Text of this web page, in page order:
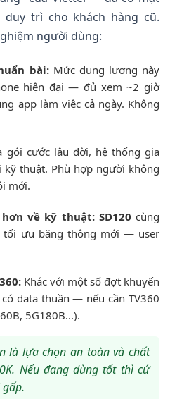
trì cho khách hàng cũ.
người dùng:
bài:Mức dung lượng này
hiện đại — đủ xem ~2 giờ
app làm việc cả ngày. Không
gói cước lâu đời, hệ thống gia
thuật. Phù hợp người không
mới.
về kỹ thuật: SD120 cùng
tối ưu băng thông mới — user
Khác với một số đợt khuyến
data thuần — nếu cần TV360
5G180B...).
là lựa chọn an toàn và chất
Nếu đang dùng tốt thì cứ